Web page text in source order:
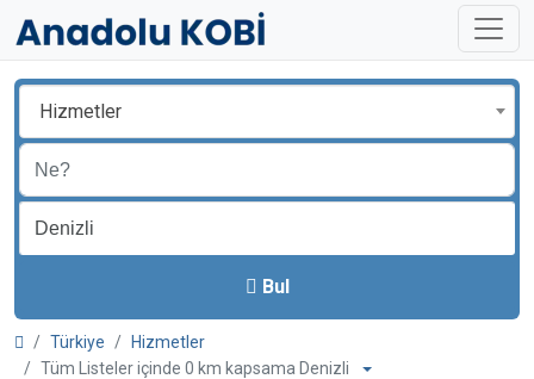
Hizmetler
Bul
Türkiye
Hizmetler
Tüm Listeler içinde 0 km kapsama Denizli